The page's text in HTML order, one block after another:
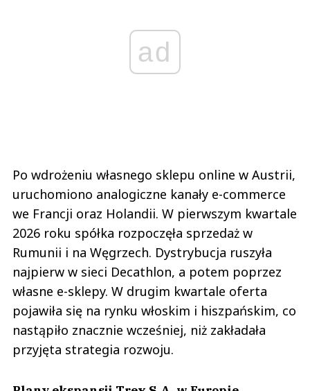
ad
Po wdrożeniu własnego sklepu online w Austrii,
uruchomiono analogiczne kanały e-commerce
we Francji oraz Holandii. W pierwszym kwartale
2026 roku spółka rozpoczęła sprzedaż w
Rumunii i na Węgrzech. Dystrybucja ruszyła
najpierw w sieci Decathlon, a potem poprzez
własne e-sklepy. W drugim kwartale oferta
pojawiła się na rynku włoskim i hiszpańskim, co
nastąpiło znacznie wcześniej, niż zakładała
przyjęta strategia rozwoju.